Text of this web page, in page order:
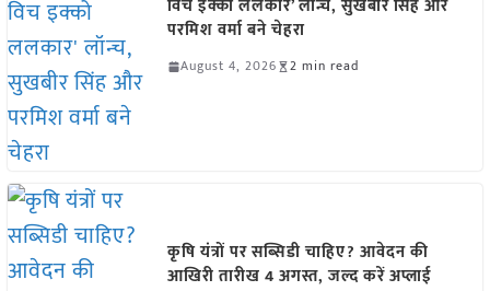
विच इक्को ललकार’ लॉन्च, सुखबीर सिंह और
परमिश वर्मा बने चेहरा
August 4, 2026 2 min read
कृषि यंत्रों पर सब्सिडी चाहिए? आवेदन की
आखिरी तारीख 4 अगस्त, जल्द करें अप्लाई